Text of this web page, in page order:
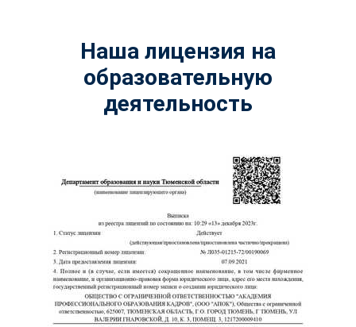
Наша лицензия на
образовательную
деятельность